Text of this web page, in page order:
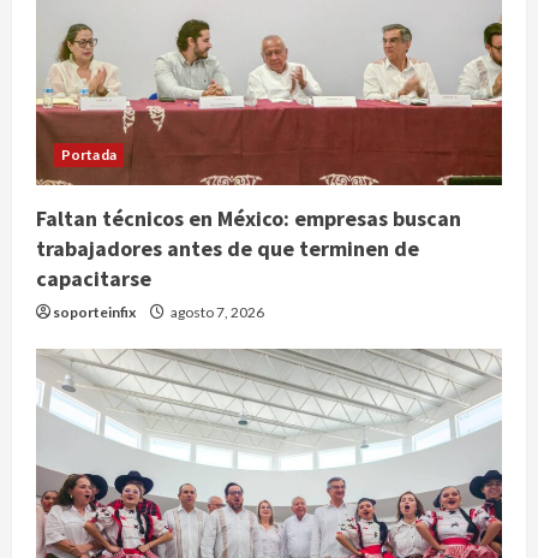
Portada
Faltan técnicos en México: empresas buscan
trabajadores antes de que terminen de
capacitarse
soporteinfix agosto 7, 2026
2
México y Perú restablecen
años de enfrentamientos
agosto 8, 2026
3
Declaran accidental la muerte de
Brandon Clarke por consumo de
heroína y cocaína
agosto 8, 2026